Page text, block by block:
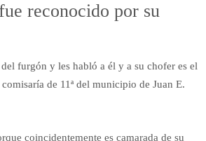
reconocido por su
furgón y les habló a él y a su chofer es el
de 11ª del municipio de Juan E.
coincidentemente es camarada de su